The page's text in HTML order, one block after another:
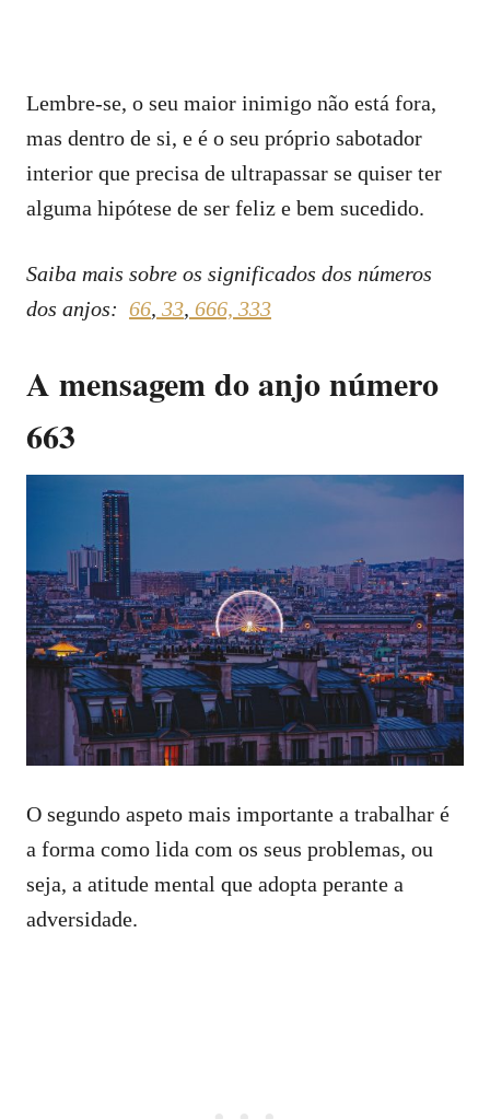
Lembre-se, o seu maior inimigo não está fora,
mas dentro de si, e é o seu próprio sabotador
interior que precisa de ultrapassar se quiser ter
alguma hipótese de ser feliz e bem sucedido.
Saiba mais sobre os significados dos números
dos anjos: 66, 33, 666, 333
A mensagem do anjo número
663
O segundo aspeto mais importante a trabalhar é
a forma como lida com os seus problemas, ou
seja, a atitude mental que adopta perante a
adversidade.